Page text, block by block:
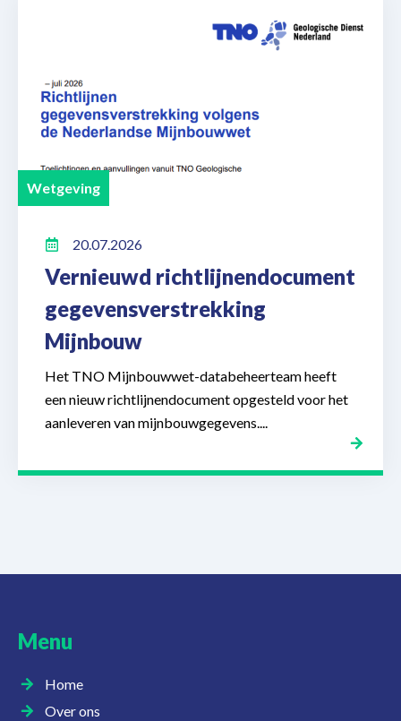
Wetgeving
20.07.2026
Vernieuwd richtlijnendocument
gegevensverstrekking
Mijnbouw
Het TNO Mijnbouwwet-databeheerteam heeft
een nieuw richtlijnendocument opgesteld voor het
aanleveren van mijnbouwgegevens....
Menu
Home
Over ons